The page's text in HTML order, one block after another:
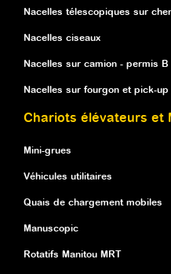
Nacelles télescopiques sur
Nacelles ciseaux
Nacelles sur camion - permis B
Nacelles sur fourgon et pick-
Chariots élévateurs et
Mini-grues
Véhicules utilitaires
Quais de chargement mobiles
Manuscopic
Rotatifs Manitou MRT